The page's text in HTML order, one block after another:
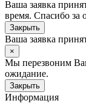
Ваша заявка
время. Спасибо за
Закрыть
Ваша заявка
×
Мы перезвоним
ожидание.
Закрыть
Информация